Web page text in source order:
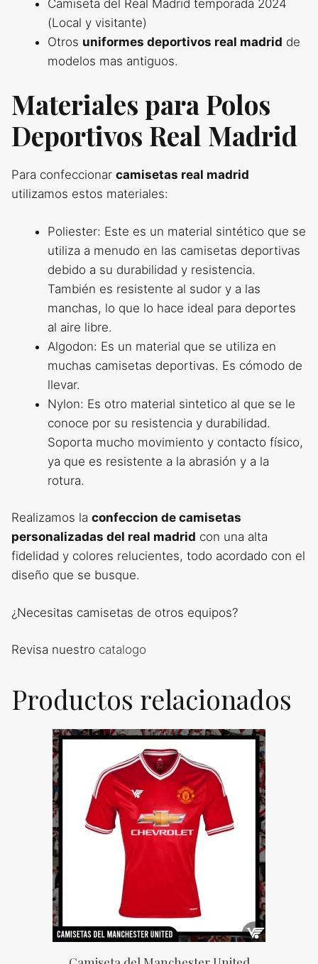
Camiseta del Real Madrid temporada 2024
(Local y visitante)
Otros uniformes deportivos real madrid de
modelos mas antiguos.
Materiales para Polos
Deportivos Real Madrid
Para confeccionar camisetas real madrid
utilizamos estos materiales:
Poliester: Este es un material sintético que se
utiliza a menudo en las camisetas deportivas
debido a su durabilidad y resistencia.
También es resistente al sudor y a las
manchas, lo que lo hace ideal para deportes
al aire libre.
Algodon: Es un material que se utiliza en
muchas camisetas deportivas. Es cómodo de
llevar.
Nylon: Es otro material sintetico al que se le
conoce por su resistencia y durabilidad.
Soporta mucho movimiento y contacto físico,
ya que es resistente a la abrasión y a la
rotura.
Realizamos la confeccion de camisetas
personalizadas del real madrid con una alta
fidelidad y colores relucientes, todo acordado con el
diseño que se busque.
¿Necesitas camisetas de otros equipos?
Revisa nuestro catalogo
Productos relacionados